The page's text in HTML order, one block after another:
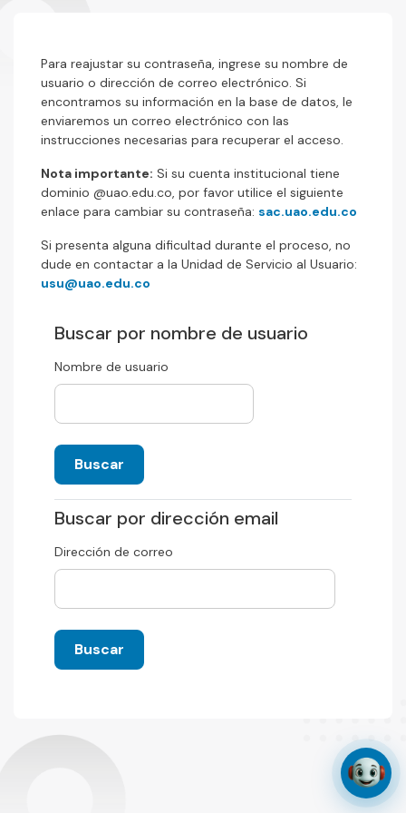
Para reajustar su contraseña, ingrese su nombre de
usuario o dirección de correo electrónico. Si
encontramos su información en la base de datos, le
enviaremos un correo electrónico con las
instrucciones necesarias para recuperar el acceso.
Nota importante: Si su cuenta institucional tiene
dominio @uao.edu.co, por favor utilice el siguiente
enlace para cambiar su contraseña: sac.uao.edu.co
Si presenta alguna dificultad durante el proceso, no
dude en contactar a la Unidad de Servicio al Usuario:
usu@uao.edu.co
Buscar por nombre de usuario
Buscar por nombre de usuario
Nombre de usuario
Buscar por dirección email
Buscar por dirección email
Dirección de correo